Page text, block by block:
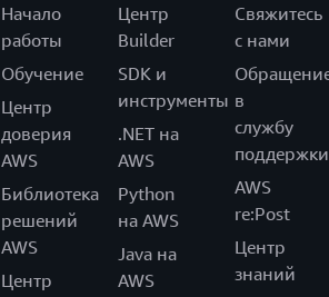
Начало
работы
Обучение
Центр
доверия
AWS
Библиотека
решений
AWS
Центр
Центр
Builder
SDK и
инструменты
.NET на
AWS
Python
на AWS
Java на
AWS
Свяжитесь
с нами
в
службу
поддержки
AWS
re:Post
Центр
знаний